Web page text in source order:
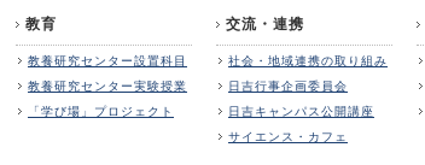
教育
教養研究センター設置科目
教養研究センター実験授業
「学び場」プロジェクト
交流・連携
社会・地域連携の取り組み
日吉行事企画委員会
日吉キャンパス公開講座
サイエンス・カフェ